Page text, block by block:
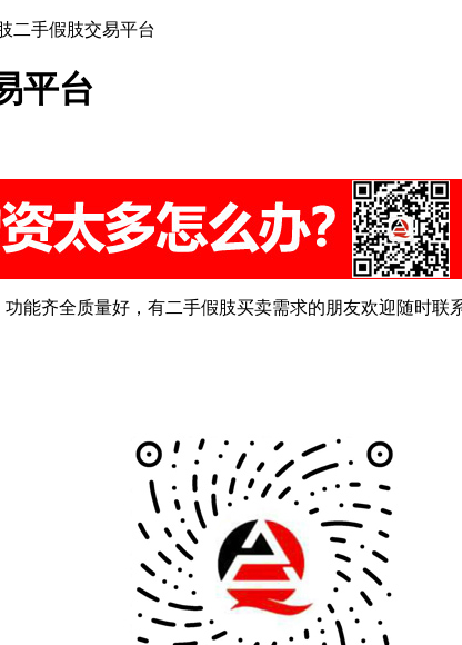
二手假肢交易平台
平台
能齐全质量好，有二手假肢买卖需求的朋友欢迎随时联